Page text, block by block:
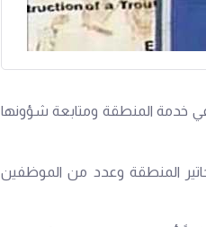
في خدمة المنطقة ومتابعة شؤونها
المنطقة وعدد من الموظفين